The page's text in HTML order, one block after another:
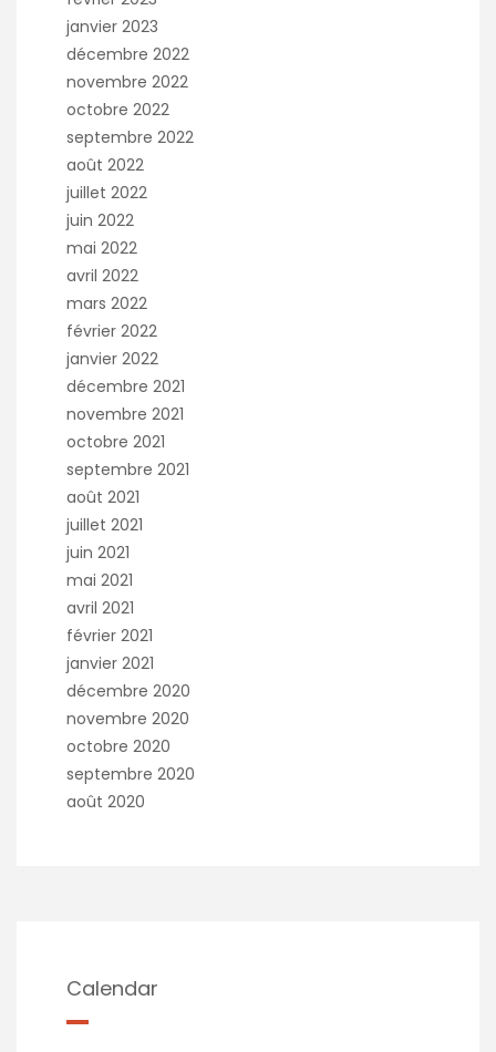
janvier 2023
décembre 2022
novembre 2022
octobre 2022
septembre 2022
août 2022
juillet 2022
juin 2022
mai 2022
avril 2022
mars 2022
février 2022
janvier 2022
décembre 2021
novembre 2021
octobre 2021
septembre 2021
août 2021
juillet 2021
juin 2021
mai 2021
avril 2021
février 2021
janvier 2021
décembre 2020
novembre 2020
octobre 2020
septembre 2020
août 2020
Calendar